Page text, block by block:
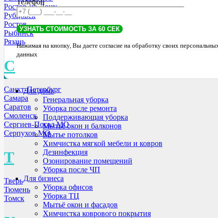
Ростов-на-Дону
Рубцовск
Ростов
Рыбинск
Рязань
С
Санкт-Петербург
Самара
Саратов
Смоленск
Сергиев-Посад МО
Серпухов МО
Т
Тверь
Тюмень
Томск
Телефон
Нажимая на кнопку, Вы даете согласие на обработку своих
данных
Для дома
Генеральная уборка
Уборка после ремонта
Поддерживающая уборка
Мытьё окон и балконов
Мытье потолков
Химчистка мягкой мебели и ковров
Дезинфекция
Озонирование помещений
Уборка после ЧП
Для бизнеса
Уборка офисов
Уборка ТЦ
Мытьё окон и фасадов
Химчистка коврового покрытия